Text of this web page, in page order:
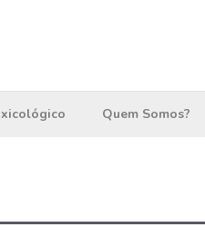
Quem Somos?